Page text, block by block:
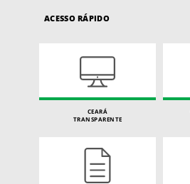
ACESSO RÁPIDO
CEARÁ
TRANSPARENTE